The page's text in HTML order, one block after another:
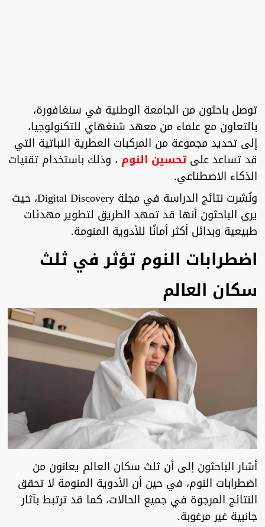
توصل باحثون من الجامعة الوطنية في سنغافورة،
بالتعاون مع علماء من معهد شنغهاي للتكنولوجيا،
إلى تحديد مجموعة من المركبات العطرية النباتية التي
قد تساعد علىتحسين النوم ، وذلك باستخدام تقنيات
الذكاء الاصطناعي.
ونُشرت نتائج الدراسة في مجلة Digital Discovery، حيث
يرى الباحثون أنها قد تمهد الطريق لتطوير مهدئات
طبيعية وبدائل أكثر أمانًا للأدوية المنومة.
اضطرابات النوم تؤثر في ثلث
سكان العالم
أشار الباحثون إلى أن ثلث سكان العالم يعانون من
اضطرابات النوم، في حين أن الأدوية المنومة لا تحقق
النتائج المرجوة في جميع الحالات، كما قد ترتبط بآثار
جانبية غير مرغوبة.